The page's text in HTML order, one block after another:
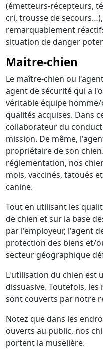
(émetteurs-récepteurs,
cri, trousse de
remarquablement
situation de danger
Maitre-chien
Le maître-chien ou
agent de sécurité qui a
véritable équipe
qualités acquises. Dans
collaborateur du
mission. De même,
propriétaire de son
réglementation, nos
mois, vaccinés, tatoués
canine.
Tout en utilisant les
de chien et sur la base
par l'employeur, l'agent
protection des biens et/
secteur géographique
L'utilisation du chien est
dissuasive. Toutefois,
sont couverts par notre
Notez que dans les
ouverts au public, nos
portent la muselière.